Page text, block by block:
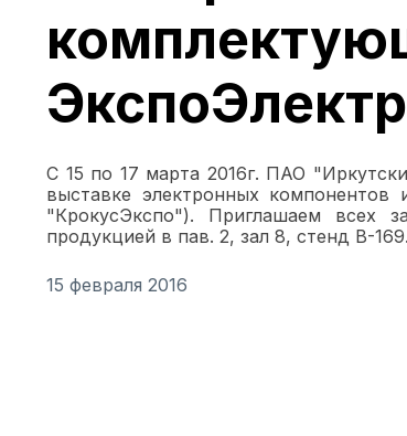
С 15 по 17 марта 2016г. ПАО
выставке электронных
"КрокусЭкспо"). Приглашаем всех
продукцией в пав. 2, зал 8, стенд В-169.
15 февраля 2016